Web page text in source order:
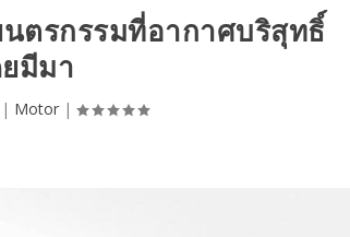
ตรกรรมที่อากาศบริสุทธิ์
มีมา
| Motor|